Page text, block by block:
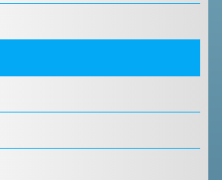
AFFILIAZIONE E TESSERAMENTO